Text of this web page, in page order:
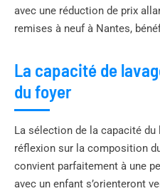
avec une réduction de prix
remises à neuf à Nantes,
La capacité de
du foyer
La sélection de la capacité du
réflexion sur la composition
convient parfaitement à une
avec un enfant s’orienteront